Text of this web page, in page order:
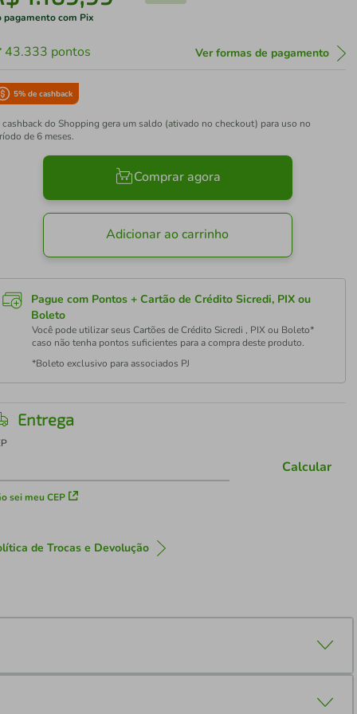
pagamento com Pix
43.333 pontos Ver formas de pagamento
5% de cashback
cashback do Shopping gera um saldo (ativado no checkout) para uso no
de 6 meses.
Comprar agora
Adicionar ao carrinho
Pague com Pontos + Cartão de Crédito Sicredi, PIX ou
Boleto
Você pode utilizar seus Cartões de Crédito Sicredi , PIX ou Boleto*
caso não tenha pontos suficientes para a compra deste produto.
*Boleto exclusivo para associados PJ
Entrega
sei meu CEP
Calcular
de Trocas e Devolução